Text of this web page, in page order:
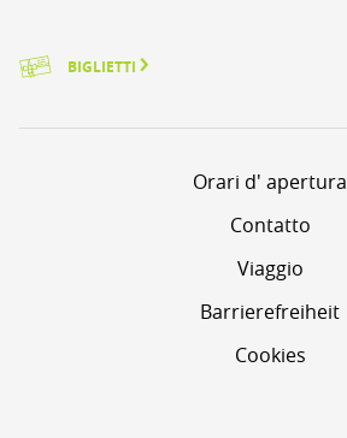
BIGLIETTI
Orari d' apertura
Contatto
Viaggio
Barrierefreiheit
Cookies